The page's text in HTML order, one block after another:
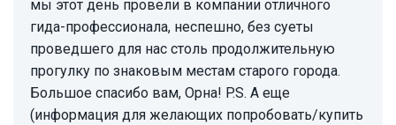
мы этот день провели в компании отличного
гида-профессионала, неспешно, без суеты
проведшего для нас столь продолжительную
прогулку по знаковым местам старого города.
Большое спасибо вам, Орна! P.S. А еще
(информация для желающих попробовать/купить